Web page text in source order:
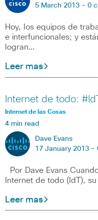
5 March 2013 - 0
Hoy, los equipos de
e interfuncionales; y
logran…
Leer mas
Internet de todo:
Internet de las Cosas
4 min read
Dave Evans
17 January 2013 -
Por Dave Evans
Internet de todo (IdT),
Leer mas